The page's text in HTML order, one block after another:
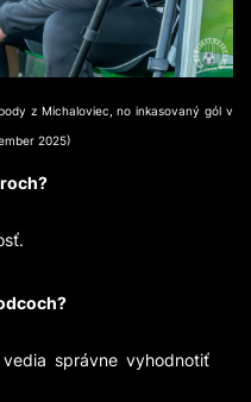
z Michaloviec, no inkasovaný gól v
2025)
správne vyhodnotiť